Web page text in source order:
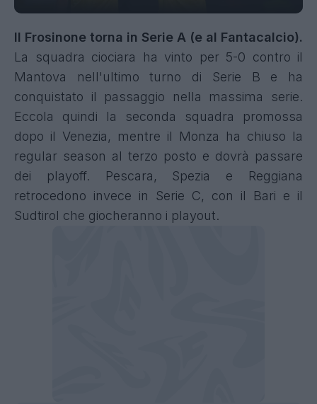
Il Frosinone torna in Serie A (e al Fantacalcio).
La squadra ciociara ha vinto per 5-0 contro il
Mantova nell'ultimo turno di Serie B e ha
conquistato il passaggio nella massima serie.
Eccola quindi la seconda squadra promossa
dopo il Venezia, mentre il Monza ha chiuso la
regular season al terzo posto e dovrà passare
dei playoff. Pescara, Spezia e Reggiana
retrocedono invece in Serie C, con il Bari e il
Sudtirol che giocheranno i playout.